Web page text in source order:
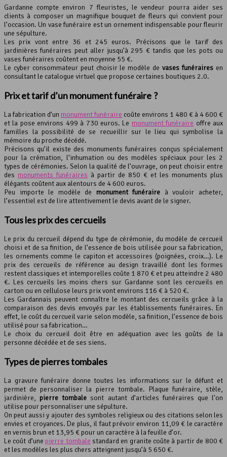
Gardanne compte environ 7 fleuristes, le vendeur pourra aider ses
clients à composer un magnifique bouquet de fleurs qui convient pour
l’occasion. Un vase funéraire est un ornement indispensable pour fleurir
une sépulture.
Les prix vont entre 36 et 245 euros. Précisons que le tarif des
jardinières funéraires peut aller jusqu’à 295 € tandis que les pots ou
vases funéraires coûtent en moyenne 55 €.
Le cyber consommateur peut choisir le modèle devases funéraires en
consultant le catalogue virtuel que propose certaines boutiques 2.0.
Prix et tarif d’un monument funéraire ?
La fabrication d’un monument funéraire coûte environs 1 480 € à 4 600 €
et la pose environs 499 à 730 euros. Le monument funéraire offre aux
familles la possibilité de se recueillir sur le lieu qui symbolise la
mémoire du proche décédé.
Précisons qu’il existe des monuments funéraires conçus spécialement
pour la crémation, l’inhumation ou des modèles spéciaux pour les 2
types de cérémonies. Selon la qualité de l’ouvrage, on peut choisir entre
des monuments funéraires à partir de 850 € et les monuments plus
élégants coûtent aux alentours de 4 600 euros.
Peu importe le modèle de monument funéraire à vouloir acheter,
l’essentiel est de lire attentivement le devis avant de le signer.
Tous les prix des cercueils
Le prix du cercueil dépend du type de cérémonie, du modèle de cercueil
choisi et de sa finition, de l’essence de bois utilisée pour sa fabrication,
les ornements comme le capiton et accessoires (poignées, croix…). Le
prix des cercueils de référence au design travaillé dont les formes
restent classiques et intemporelles coûte 1 870 € et peu atteindre 2 480
€. Les cercueils les moins chers sur Gardanne sont les cercueils en
carton ou en cellulose leurs prix vont environs 116 € à 520 €.
Les Gardannais peuvent connaître le montant des cercueils grâce à la
comparaison des devis envoyés par les établissements funéraires. En
effet, le coût du cercueil varie selon modèle, sa finition, l’essence de bois
utilisé pour sa fabrication…
Le choix du cercueil doit être en adéquation avec les goûts de la
personne décédée et de ses siens.
Types de pierres tombales
La gravure funéraire donne toutes les informations sur le défunt et
permet de personnaliser la pierre tombale. Plaque funéraire, stèle,
jardinière, pierre tombale sont autant d’articles funéraires que l’on
utilise pour personnaliser une sépulture.
On peut aussi y ajouter des symboles religieux ou des citations selon les
envies et croyances. De plus, il faut prévoir environ 11,09 € le caractère
en vernis brun et 13,95 € pour un caractère à la feuille d’or.
Le coût d’une pierre tombale standard en granite coûte à partir de 800 €
et les modèles les plus chers atteignent jusqu’à 5 650 €.